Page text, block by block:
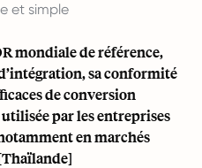
et simple
mondiale de référence,
sa conformité
de conversion
par les entreprises
en marchés